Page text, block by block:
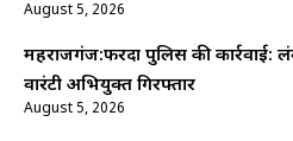
August 5, 2026
महराजगंज:फरेंदा पुलिस की कार्रवाई:
वारंटी अभियुक्त गिरफ्तार
August 5, 2026